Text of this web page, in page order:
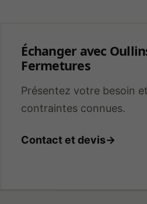
Échanger avec
Fermetures
Présentez votre besoin
contraintes connues.
Contact et devis→